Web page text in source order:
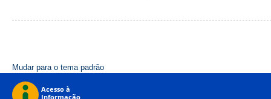
Mudar para o tema padrão